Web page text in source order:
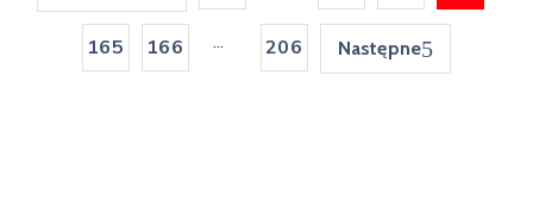
165 166 ... 206 Następne